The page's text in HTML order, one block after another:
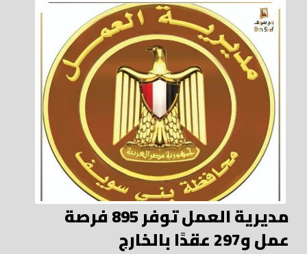
مديرية العمل توفر 895 فرصة
عمل و297 عقدًا بالخارج